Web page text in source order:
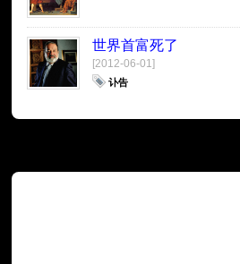
世界首富死了
[2012-06-01]
讣告